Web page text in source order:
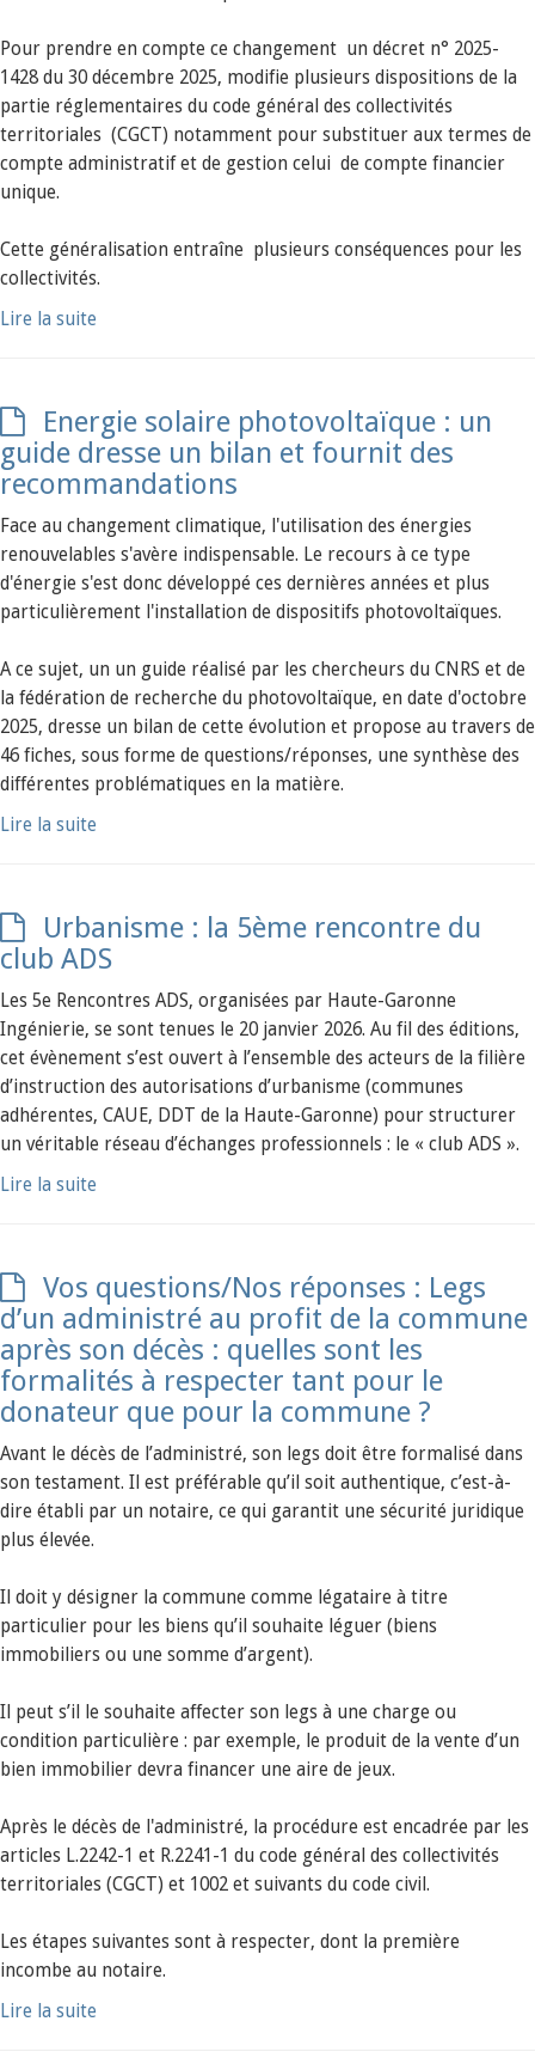
Pour prendre en compte ce changement un décret n° 2025-
1428 du 30 décembre 2025, modifie plusieurs dispositions de la
partie réglementaires du code général des collectivités
territoriales (CGCT) notamment pour substituer aux termes de
compte administratif et de gestion celui de compte financier
unique.
Cette généralisation entraîne plusieurs conséquences pour les
collectivités.
Lire la suite
Energie solaire photovoltaïque : un
guide dresse un bilan et fournit des
recommandations
Face au changement climatique, l'utilisation des énergies
renouvelables s'avère indispensable. Le recours à ce type
d'énergie s'est donc développé ces dernières années et plus
particulièrement l'installation de dispositifs photovoltaïques.
A ce sujet, un un guide réalisé par les chercheurs du CNRS et de
la fédération de recherche du photovoltaïque, en date d'octobre
2025, dresse un bilan de cette évolution et propose au travers de
46 fiches, sous forme de questions/réponses, une synthèse des
différentes problématiques en la matière.
Lire la suite
Urbanisme : la 5ème rencontre du
club ADS
Les 5e Rencontres ADS, organisées par Haute-Garonne
Ingénierie, se sont tenues le 20 janvier 2026. Au fil des éditions,
cet évènement s’est ouvert à l’ensemble des acteurs de la filière
d’instruction des autorisations d’urbanisme (communes
adhérentes, CAUE, DDT de la Haute-Garonne) pour structurer
un véritable réseau d’échanges professionnels : le « club ADS ».
Lire la suite
Vos questions/Nos réponses : Legs
d’un administré au profit de la commune
après son décès : quelles sont les
formalités à respecter tant pour le
donateur que pour la commune ?
Avant le décès de l’administré, son legs doit être formalisé dans
son testament. Il est préférable qu’il soit authentique, c’est-à-
dire établi par un notaire, ce qui garantit une sécurité juridique
plus élevée.
Il doit y désigner la commune comme légataire à titre
particulier pour les biens qu’il souhaite léguer (biens
immobiliers ou une somme d’argent).
Il peut s’il le souhaite affecter son legs à une charge ou
condition particulière : par exemple, le produit de la vente d’un
bien immobilier devra financer une aire de jeux.
Après le décès de l'administré, la procédure est encadrée par les
articles L.2242-1 et R.2241-1 du code général des collectivités
territoriales (CGCT) et 1002 et suivants du code civil.
Les étapes suivantes sont à respecter, dont la première
incombe au notaire.
Lire la suite